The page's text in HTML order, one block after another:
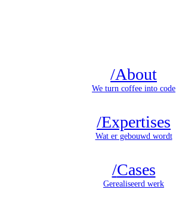
/About
We turn coffee into code
/Expertises
Wat er gebouwd wordt
/Cases
Gerealiseerd werk